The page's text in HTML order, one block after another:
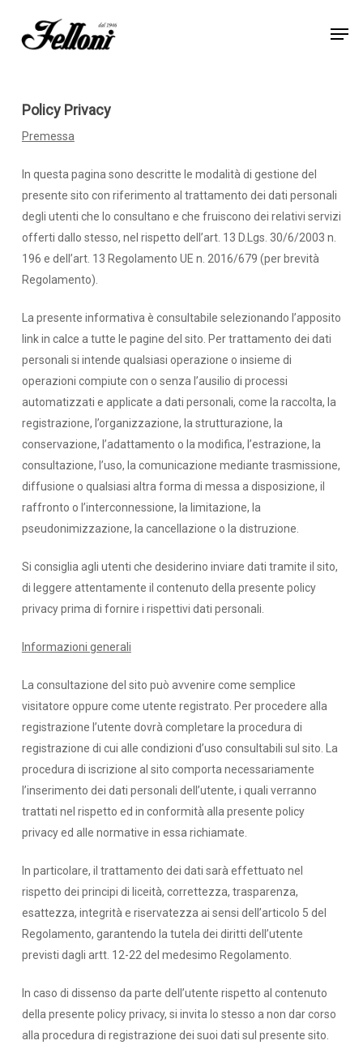
Policy Privacy
Premessa
In questa pagina sono descritte le modalità di gestione del
presente sito con riferimento al trattamento dei dati personali
degli utenti che lo consultano e che fruiscono dei relativi servizi
offerti dallo stesso, nel rispetto dell’art. 13 D.Lgs. 30/6/2003 n.
196 e dell’art. 13 Regolamento UE n. 2016/679 (per brevità
Regolamento).
La presente informativa è consultabile selezionando l’apposito
link in calce a tutte le pagine del sito. Per trattamento dei dati
personali si intende qualsiasi operazione o insieme di
operazioni compiute con o senza l’ausilio di processi
automatizzati e applicate a dati personali, come la raccolta, la
registrazione, l’organizzazione, la strutturazione, la
conservazione, l’adattamento o la modifica, l’estrazione, la
consultazione, l’uso, la comunicazione mediante trasmissione,
diffusione o qualsiasi altra forma di messa a disposizione, il
raffronto o l’interconnessione, la limitazione, la
pseudonimizzazione, la cancellazione o la distruzione.
Si consiglia agli utenti che desiderino inviare dati tramite il sito,
di leggere attentamente il contenuto della presente policy
privacy prima di fornire i rispettivi dati personali.
Informazioni generali
La consultazione del sito può avvenire come semplice
visitatore oppure come utente registrato. Per procedere alla
registrazione l’utente dovrà completare la procedura di
registrazione di cui alle condizioni d’uso consultabili sul sito. La
procedura di iscrizione al sito comporta necessariamente
l’inserimento dei dati personali dell’utente, i quali verranno
trattati nel rispetto ed in conformità alla presente policy
privacy ed alle normative in essa richiamate.
In particolare, il trattamento dei dati sarà effettuato nel
rispetto dei principi di liceità, correttezza, trasparenza,
esattezza, integrità e riservatezza ai sensi dell’articolo 5 del
Regolamento, garantendo la tutela dei diritti dell’utente
previsti dagli artt. 12-22 del medesimo Regolamento.
In caso di dissenso da parte dell’utente rispetto al contenuto
della presente policy privacy, si invita lo stesso a non dar corso
alla procedura di registrazione dei suoi dati sul presente sito.